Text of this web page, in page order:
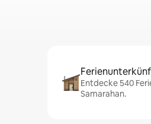
Entdecke 540
Samarahan.